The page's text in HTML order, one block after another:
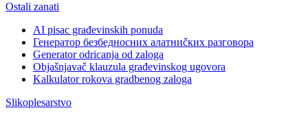
Ostali zanati
AI pisac građevinskih ponuda
Генератор безбедносних алатниčких разговора
Generator odricanja od zaloga
Objašnjavač klauzula građevinskog ugovora
Kalkulator rokova gradbenog zaloga
Slikoplesarstvo